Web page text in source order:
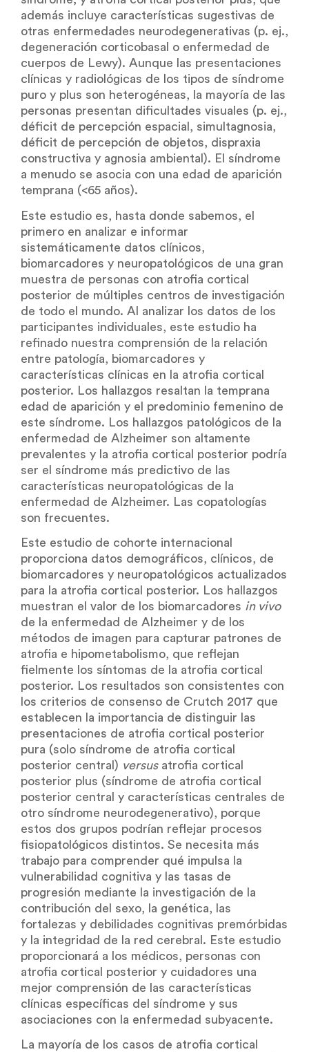
además incluye características sugestivas de
otras enfermedades neurodegenerativas (p. ej.,
degeneración corticobasal o enfermedad de
cuerpos de Lewy). Aunque las presentaciones
clínicas y radiológicas de los tipos de síndrome
puro y plus son heterogéneas, la mayoría de las
personas presentan dificultades visuales (p. ej.,
déficit de percepción espacial, simultagnosia,
déficit de percepción de objetos, dispraxia
constructiva y agnosia ambiental). El síndrome
a menudo se asocia con una edad de aparición
temprana (<65 años).
Este estudio es, hasta donde sabemos, el
primero en analizar e informar
sistemáticamente datos clínicos,
biomarcadores y neuropatológicos de una gran
muestra de personas con atrofia cortical
posterior de múltiples centros de investigación
de todo el mundo. Al analizar los datos de los
participantes individuales, este estudio ha
refinado nuestra comprensión de la relación
entre patología, biomarcadores y
características clínicas en la atrofia cortical
posterior. Los hallazgos resaltan la temprana
edad de aparición y el predominio femenino de
este síndrome. Los hallazgos patológicos de la
enfermedad de Alzheimer son altamente
prevalentes y la atrofia cortical posterior podría
ser el síndrome más predictivo de las
características neuropatológicas de la
enfermedad de Alzheimer. Las copatologías
son frecuentes.
Este estudio de cohorte internacional
proporciona datos demográficos, clínicos, de
biomarcadores y neuropatológicos actualizados
para la atrofia cortical posterior. Los hallazgos
muestran el valor de los biomarcadores in vivo
de la enfermedad de Alzheimer y de los
métodos de imagen para capturar patrones de
atrofia e hipometabolismo, que reflejan
fielmente los síntomas de la atrofia cortical
posterior. Los resultados son consistentes con
los criterios de consenso de Crutch 2017 que
establecen la importancia de distinguir las
presentaciones de atrofia cortical posterior
pura (solo síndrome de atrofia cortical
posterior central) versusatrofia cortical
posterior plus (síndrome de atrofia cortical
posterior central y características centrales de
otro síndrome neurodegenerativo), porque
estos dos grupos podrían reflejar procesos
fisiopatológicos distintos. Se necesita más
trabajo para comprender qué impulsa la
vulnerabilidad cognitiva y las tasas de
progresión mediante la investigación de la
contribución del sexo, la genética, las
fortalezas y debilidades cognitivas premórbidas
y la integridad de la red cerebral. Este estudio
proporcionará a los médicos, personas con
atrofia cortical posterior y cuidadores una
mejor comprensión de las características
clínicas específicas del síndrome y sus
asociaciones con la enfermedad subyacente.
La mayoría de los casos de atrofia cortical